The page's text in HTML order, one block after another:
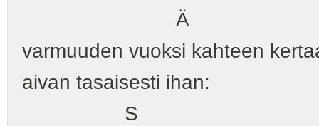
Ä
varmuuden vuoksi kahteen
aivan tasaisesti ihan:
S